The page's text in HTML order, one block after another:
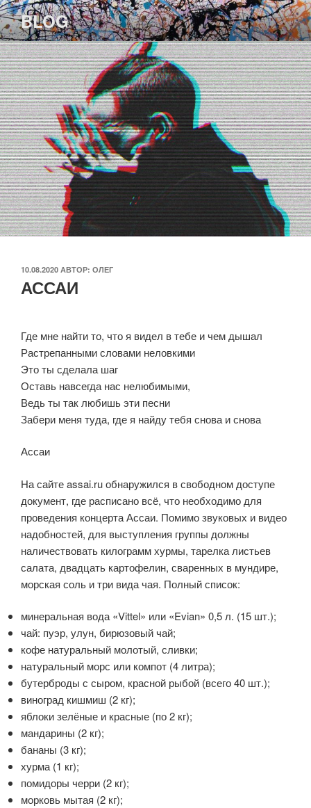
Перейти
к
содержимому
BLOG
ОПУБЛИКОВАНО
10.08.2020 АВТОР: ОЛЕГ
АССАИ
Где мне найти то, что я видел в тебе и чем дышал
Растрепанными словами неловкими
Это ты сделала шаг
Оставь навсегда нас нелюбимыми,
Ведь ты так любишь эти песни
Забери меня туда, где я найду тебя снова и снова
Ассаи
На сайте assai.ru обнаружился в свободном доступе
документ, где расписано всё, что необходимо для
проведения концерта Ассаи. Помимо звуковых и видео
надобностей, для выступления группы должны
наличествовать килограмм хурмы, тарелка листьев
салата, двадцать картофелин, сваренных в мундире,
морская соль и три вида чая. Полный список:
минеральная вода «Vittel» или «Evian» 0,5 л. (15 шт.);
чай: пуэр, улун, бирюзовый чай;
кофе натуральный молотый, сливки;
натуральный морс или компот (4 литра);
бутерброды с сыром, красной рыбой (всего 40 шт.);
виноград кишмиш (2 кг);
яблоки зелёные и красные (по 2 кг);
мандарины (2 кг);
бананы (3 кг);
хурма (1 кг);
помидоры черри (2 кг);
морковь мытая (2 кг);